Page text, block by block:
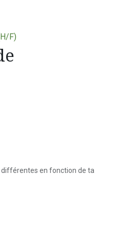
F)
différentes en fonction de ta